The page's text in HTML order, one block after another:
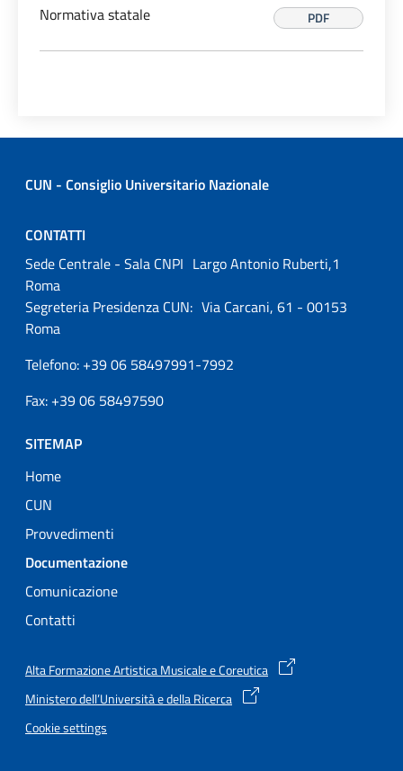
Normativa statale PDF
CUN - Consiglio Universitario Nazionale
CONTATTI
Sede Centrale - Sala CNPI Largo Antonio Ruberti,1
Roma
Segreteria Presidenza CUN: Via Carcani, 61 - 00153
Roma
Telefono: +39 06 58497991-7992
Fax: +39 06 58497590
SITEMAP
Home
CUN
Provvedimenti
Documentazione
Comunicazione
Contatti
Alta Formazione Artistica Musicale e Coreutica
Ministero dell’Università e della Ricerca
Cookie settings